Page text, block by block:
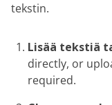
tekstin.
Lisää tekstiä
directly, or
required.